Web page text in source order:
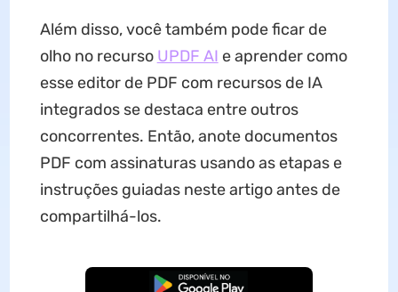
Além disso, você também pode ficar de
olho no recurso UPDF AI e aprender como
esse editor de PDF com recursos de IA
integrados se destaca entre outros
concorrentes. Então, anote documentos
PDF com assinaturas usando as etapas e
instruções guiadas neste artigo antes de
compartilhá-los.
Baixar Grátis